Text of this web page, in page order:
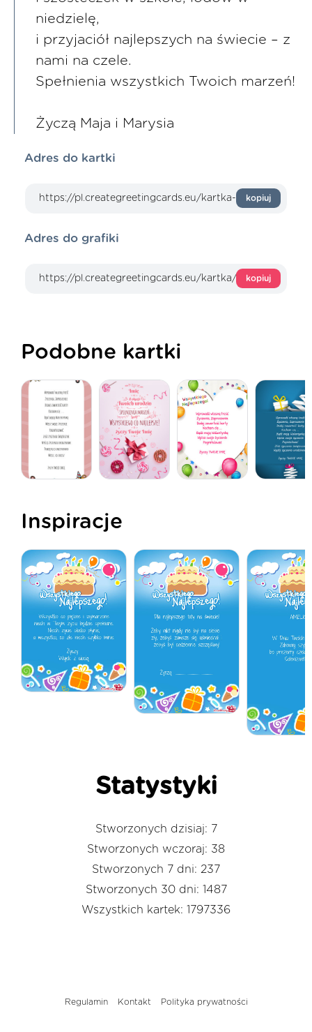
niedzielę,
i przyjaciół najlepszych na świecie – z
nami na czele.
Spełnienia wszystkich Twoich marzeń!
Życzą Maja i Marysia
Adres do kartki
kopiuj
Adres do grafiki
kopiuj
Podobne kartki
Inspiracje
Statystyki
Stworzonych dzisiaj: 7
Stworzonych wczoraj: 38
Stworzonych 7 dni: 237
Stworzonych 30 dni: 1487
Wszystkich kartek: 1797336
Regulamin Kontakt Polityka prywatności